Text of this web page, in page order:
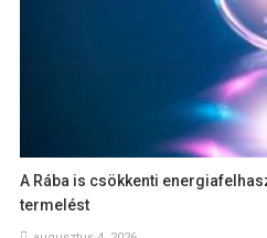
A Rába is csökkenti
termelést